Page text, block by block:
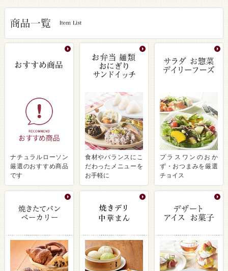
ナチュラルローソン
厳選のおすすめ商品
です
食材やバランスにこ
だわったメニューを
お手軽に
プラスワンのおか
ず・おつまみを厳選
チョイス